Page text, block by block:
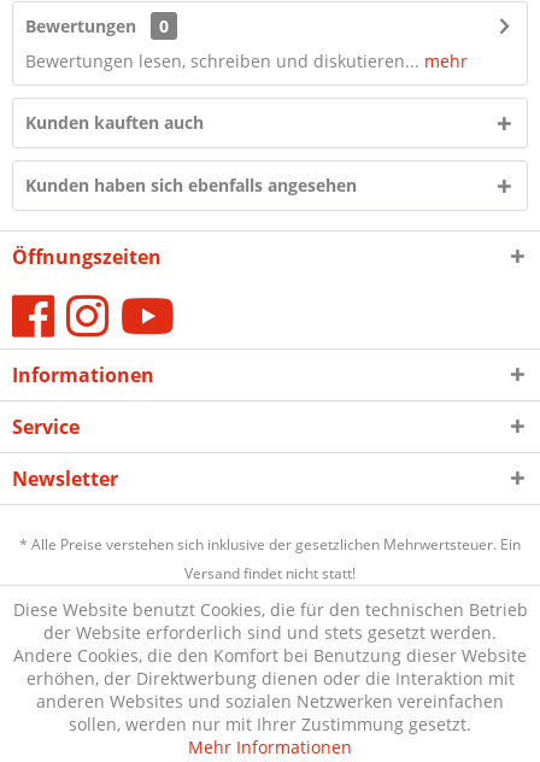
Bewertungen
0
Bewertungen lesen, schreiben und diskutieren... mehr
Kunden kauften auch
Kunden haben sich ebenfalls angesehen
Öffnungszeiten
Informationen
Service
Newsletter
* Alle Preise verstehen sich inklusive der gesetzlichen Mehrwertsteuer. Ein
Versand findet nicht statt!
Diese Website benutzt Cookies, die für den technischen Betrieb
der Website erforderlich sind und stets gesetzt werden.
Andere Cookies, die den Komfort bei Benutzung dieser Website
erhöhen, der Direktwerbung dienen oder die Interaktion mit
anderen Websites und sozialen Netzwerken vereinfachen
sollen, werden nur mit Ihrer Zustimmung gesetzt.
Mehr Informationen